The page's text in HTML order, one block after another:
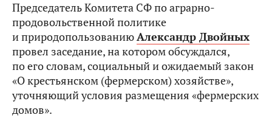
Председатель Комитета СФ по аграрно-
продовольственной политике
и природопользованиюАлександр Двойных
провел заседание, на котором обсуждался,
по его словам, социальный и ожидаемый закон
«О крестьянском (фермерском) хозяйстве»,
уточняющий условия размещения «фермерских
домов».